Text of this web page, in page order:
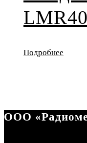
Подробнее
ООО